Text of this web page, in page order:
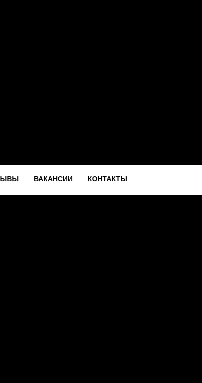
ВАКАНСИИ КОНТАКТЫ